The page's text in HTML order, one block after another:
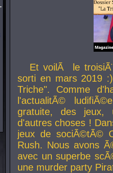
Et voilÃ le
sorti en mars 2019
Triche". Comme
l'actualitÃ©
gratuite, des jeux,
d'autres choses !
jeux de sociÃ©tÃ©
Rush. Nous avons
avec un superbe
une murder party